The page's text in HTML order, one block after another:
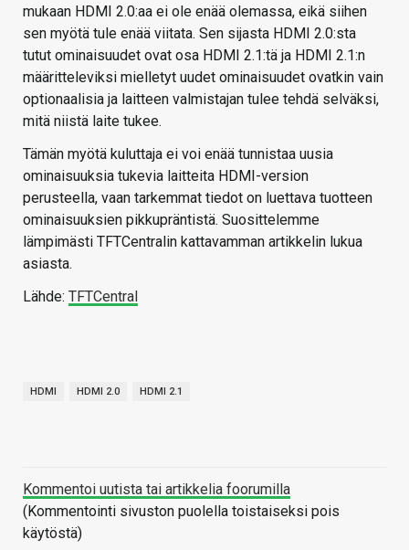
mukaan HDMI 2.0:aa ei ole enää olemassa, eikä siihen
sen myötä tule enää viitata. Sen sijasta HDMI 2.0:sta
tutut ominaisuudet ovat osa HDMI 2.1:tä ja HDMI 2.1:n
määritteleviksi mielletyt uudet ominaisuudet ovatkin vain
optionaalisia ja laitteen valmistajan tulee tehdä selväksi,
mitä niistä laite tukee.
Tämän myötä kuluttaja ei voi enää tunnistaa uusia
ominaisuuksia tukevia laitteita HDMI-version
perusteella, vaan tarkemmat tiedot on luettava tuotteen
ominaisuuksien pikkupräntistä. Suosittelemme
lämpimästi TFTCentralin kattavamman artikkelin lukua
asiasta.
Lähde: TFTCentral
HDMI HDMI 2.0 HDMI 2.1
Kommentoi uutista tai artikkelia foorumilla
(Kommentointi sivuston puolella toistaiseksi pois
käytöstä)